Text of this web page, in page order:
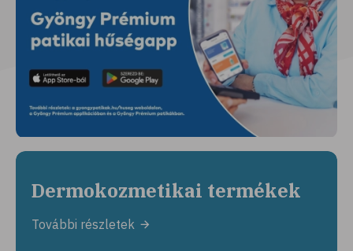
Dermokozmetikai termékek
További részletek